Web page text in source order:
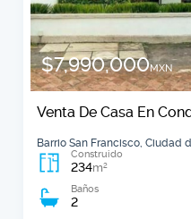
$7,990,000MXN
Venta De Casa En
Barrio San Francisco, Ciudad
Construido
234m2
Baños
2